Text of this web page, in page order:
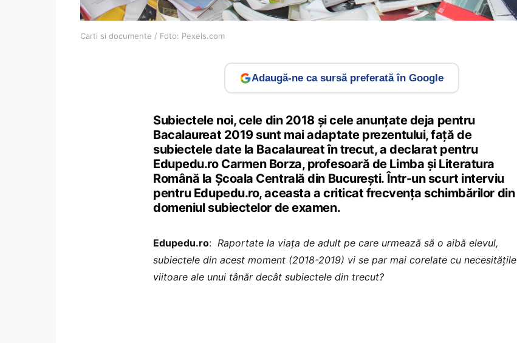
Carti si documente / Foto: Pexels.com
Adaugă-ne ca sursă preferată în Google
Subiectele noi, cele din 2018 și cele anunțate deja pentru
Bacalaureat 2019 sunt mai adaptate prezentului, față de
subiectele date la Bacalaureat în trecut, a declarat pentru
Edupedu.ro Carmen Borza, profesoară de Limba și Literatura
Română la Școala Centrală din București. Într-un scurt interviu
pentru Edupedu.ro, aceasta a criticat frecvența schimbărilor din
domeniul subiectelor de examen.
Edupedu.ro: Raportate la viața de adult pe care urmează să o aibă elevul,
subiectele din acest moment (2018-2019) vi se par mai corelate cu necesitățile
viitoare ale unui tânăr decât subiectele din trecut?